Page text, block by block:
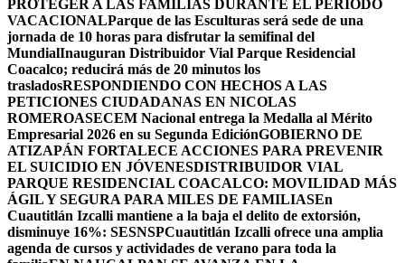
PROTEGER A LAS FAMILIAS DURANTE EL PERIODO
VACACIONALParque de las Esculturas será sede de una
jornada de 10 horas para disfrutar la semifinal del
MundialInauguran Distribuidor Vial Parque Residencial
Coacalco; reducirá más de 20 minutos los
trasladosRESPONDIENDO CON HECHOS A LAS
PETICIONES CIUDADANAS EN NICOLAS
ROMEROASECEM Nacional entrega la Medalla al Mérito
Empresarial 2026 en su Segunda EdiciónGOBIERNO DE
ATIZAPÁN FORTALECE ACCIONES PARA PREVENIR
EL SUICIDIO EN JÓVENESDISTRIBUIDOR VIAL
PARQUE RESIDENCIAL COACALCO: MOVILIDAD MÁS
ÁGIL Y SEGURA PARA MILES DE FAMILIASEn
Cuautitlán Izcalli mantiene a la baja el delito de extorsión,
disminuye 16%: SESNSPCuautitlán Izcalli ofrece una amplia
agenda de cursos y actividades de verano para toda la